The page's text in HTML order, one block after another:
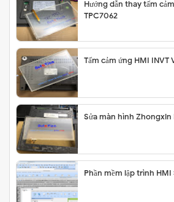
Hướng dẫn thay tấm
TPC7062
Tấm cảm ứng HMI INVT
Sửa màn hình Zhongxin
Phần mềm lập trình